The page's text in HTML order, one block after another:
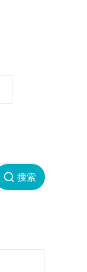
搜索